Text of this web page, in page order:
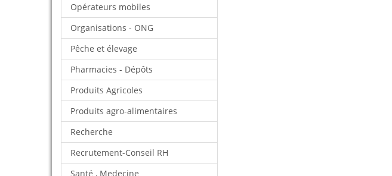
Opérateurs mobiles
Organisations - ONG
Pêche et élevage
Pharmacies - Dépôts
Produits Agricoles
Produits agro-alimentaires
Recherche
Recrutement-Conseil RH
Santé , Medecine